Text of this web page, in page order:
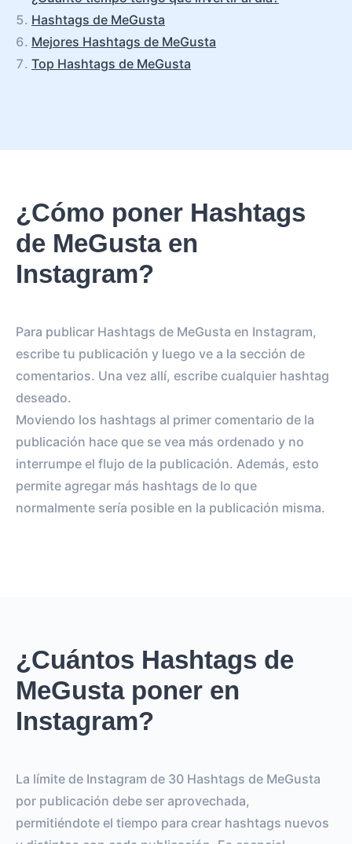
Hashtags de MeGusta
Mejores Hashtags de MeGusta
Top Hashtags de MeGusta
¿Cómo poner Hashtags
de MeGusta en
Instagram?
Para publicar Hashtags de MeGusta en Instagram,
escribe tu publicación y luego ve a la sección de
comentarios. Una vez allí, escribe cualquier hashtag
deseado.
Moviendo los hashtags al primer comentario de la
publicación hace que se vea más ordenado y no
interrumpe el flujo de la publicación. Además, esto
permite agregar más hashtags de lo que
normalmente sería posible en la publicación misma.
¿Cuántos Hashtags de
MeGusta poner en
Instagram?
La límite de Instagram de 30 Hashtags de MeGusta
por publicación debe ser aprovechada,
permitiéndote el tiempo para crear hashtags nuevos